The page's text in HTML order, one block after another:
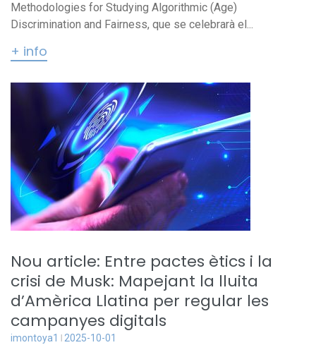
Methodologies for Studying Algorithmic (Age)
Discrimination and Fairness, que se celebrarà el...
+ info
Nou article: Entre pactes ètics i la
crisi de Musk: Mapejant la lluita
d’Amèrica Llatina per regular les
campanyes digitals
imontoya1 2025-10-01